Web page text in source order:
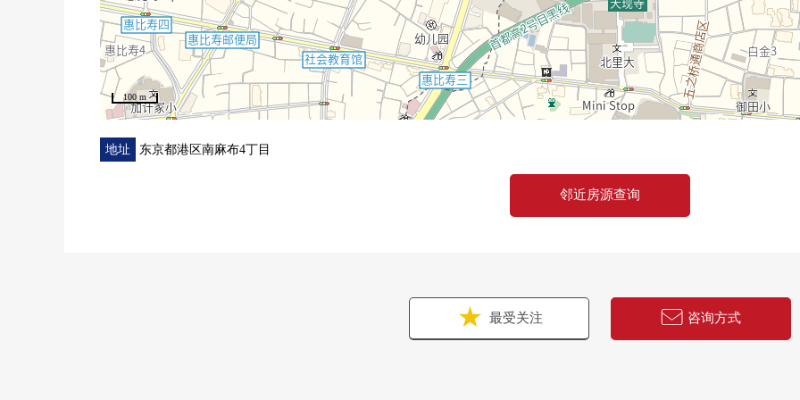
0 对地下1楼部分有仓库(登记簿面积:1.81平米)
100 m
地址 东京都港区南麻布4丁目
邻近房源查询
最受关注 咨询方式